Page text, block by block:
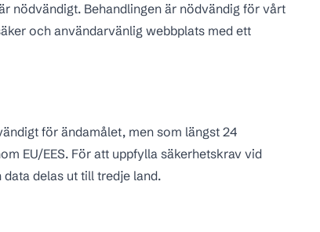
nödvändigt. Behandlingen är nödvändig för vårt
och användarvänlig webbplats med ett
för ändamålet, men som längst 24
EU/EES. För att uppfylla säkerhetskrav vid
delas ut till tredje land.